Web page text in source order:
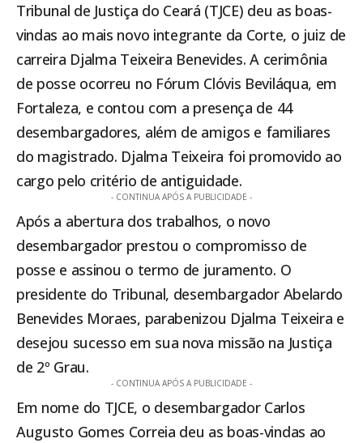
Tribunal de Justiça do Ceará (TJCE) deu as boas-
vindas ao mais novo integrante da Corte, o juiz de
carreira Djalma Teixeira Benevides. A cerimônia
de posse ocorreu no Fórum Clóvis Beviláqua, em
Fortaleza, e contou com a presença de 44
desembargadores, além de amigos e familiares
do magistrado. Djalma Teixeira foi promovido ao
cargo pelo critério de antiguidade.
- CONTINUA APÓS A PUBLICIDADE -
Após a abertura dos trabalhos, o novo
desembargador prestou o compromisso de
posse e assinou o termo de juramento. O
presidente do Tribunal, desembargador Abelardo
Benevides Moraes, parabenizou Djalma Teixeira e
desejou sucesso em sua nova missão na Justiça
de 2º Grau.
- CONTINUA APÓS A PUBLICIDADE -
Em nome do TJCE, o desembargador Carlos
Augusto Gomes Correia deu as boas-vindas ao